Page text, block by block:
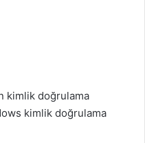
kimlik doğrulama
kimlik doğrulama